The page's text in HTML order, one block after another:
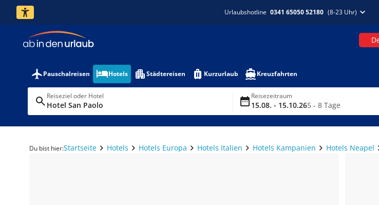
Urlaubshotline 0341 65050 52180 (8-23 Uhr)
Pauschalreisen Hotels Städtereisen Kurzurlaub Kreuzfahrten
Reiseziel oder Hotel
Hotel San Paolo
Reisezeitraum
15.08. - 15.10.265 - 8 Tage
Du bist hier:Startseite Hotels Hotels Europa Hotels Italien Hotels Kampanien Hotels Neapel